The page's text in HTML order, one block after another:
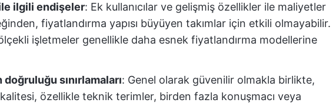
ilgili endişeler: Ek kullanıcılar ve gelişmiş özellikler ile maliyetler
fiyatlandırma yapısı büyüyen takımlar için etkili olmayabilir.
işletmeler genellikle daha esnek fiyatlandırma modellerine
sınırlamaları: Genel olarak güvenilir olmakla birlikte,
özellikle teknik terimler, birden fazla konuşmacı veya